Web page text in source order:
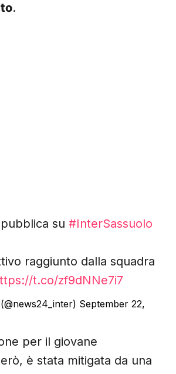
.
su #InterSassuolo
raggiunto dalla squadra
t.co/zf9dNNe7i7
September 22,
per il giovane
è stata mitigata da una